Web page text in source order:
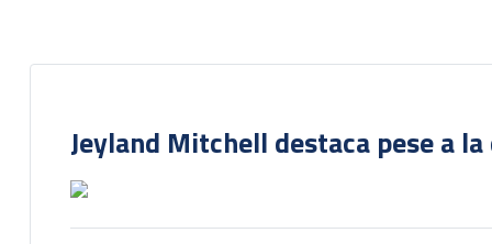
Jeyland Mitchell destaca pese a